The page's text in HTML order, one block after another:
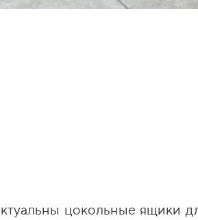
цокольные ящики